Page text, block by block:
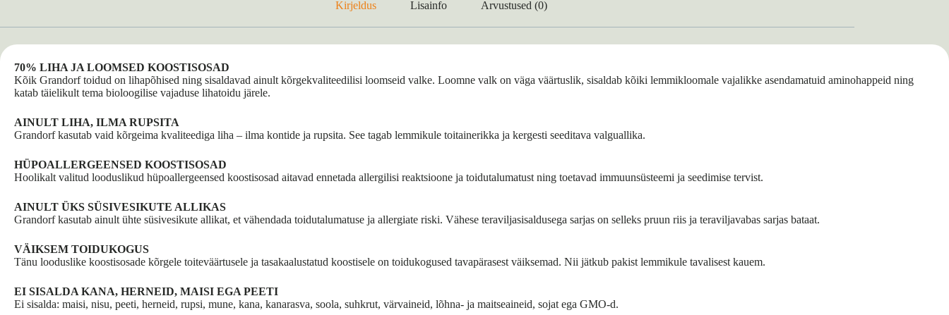
Kirjeldus Lisainfo Arvustused (0)
70% LIHA JA LOOMSED KOOSTISOSAD
Kõik Grandorf toidud on lihapõhised ning sisaldavad ainult kõrgekvaliteedilisi loomseid valke. Loomne valk on väga väärtuslik, sisaldab kõiki lemmikloomale vajalikke asendamatuid aminohappeid ning
katab täielikult tema bioloogilise vajaduse lihatoidu järele.
AINULT LIHA, ILMA RUPSITA
Grandorf kasutab vaid kõrgeima kvaliteediga liha – ilma kontide ja rupsita. See tagab lemmikule toitainerikka ja kergesti seeditava valguallika.
HÜPOALLERGEENSED KOOSTISOSAD
Hoolikalt valitud looduslikud hüpoallergeensed koostisosad aitavad ennetada allergilisi reaktsioone ja toidutalumatust ning toetavad immuunsüsteemi ja seedimise tervist.
AINULT ÜKS SÜSIVESIKUTE ALLIKAS
Grandorf kasutab ainult ühte süsivesikute allikat, et vähendada toidutalumatuse ja allergiate riski. Vähese teraviljasisaldusega sarjas on selleks pruun riis ja teraviljavabas sarjas bataat.
VÄIKSEM TOIDUKOGUS
Tänu looduslike koostisosade kõrgele toiteväärtusele ja tasakaalustatud koostisele on toidukogused tavapärasest väiksemad. Nii jätkub pakist lemmikule tavalisest kauem.
EI SISALDA KANA, HERNEID, MAISI EGA PEETI
Ei sisalda: maisi, nisu, peeti, herneid, rupsi, mune, kana, kanarasva, soola, suhkrut, värvaineid, lõhna- ja maitseaineid, sojat ega GMO-d.